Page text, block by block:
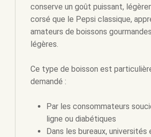
conserve un goût puissant,
corsé que le Pepsi classique,
amateurs de boissons
légères.
Ce type de boisson est
demandé :
Par les consommateurs
ligne ou diabétiques
Dans les bureaux, universités